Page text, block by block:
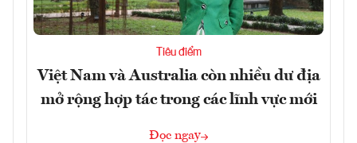
Tiêu điểm
Việt Nam và Australia còn nhiều dư địa
mở rộng hợp tác trong các lĩnh vực mới
Đọc ngay